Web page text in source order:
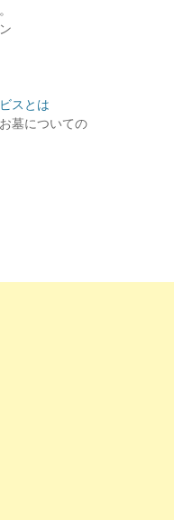
スとは
墓についての